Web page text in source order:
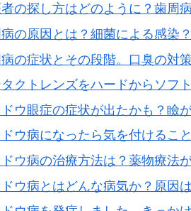
の探し方はどのように？歯周
の原因とは？細菌による感染
の症状とその段階。口臭の対
クトレンズをハードからソフ
ウ眼症の症状が出たかも？瞼
ウ病になったら気を付けるこ
ウ病の治療方法は？薬物療法
ウ病とはどんな病気か？原因